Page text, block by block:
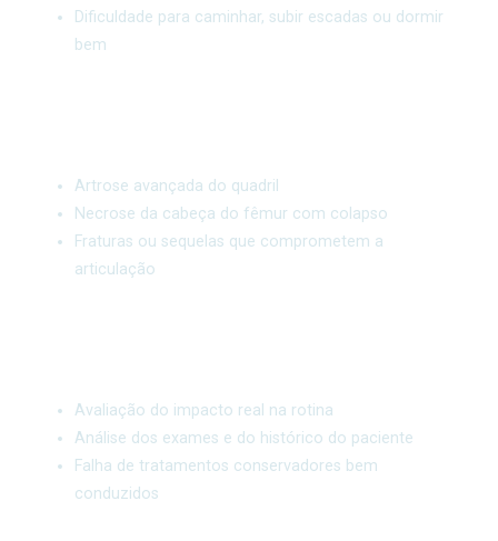
Dificuldade para caminhar, subir escadas ou dormir
bem
Artrose avançada do quadril
Necrose da cabeça do fêmur com colapso
Fraturas ou sequelas que comprometem a
articulação
Avaliação do impacto real na rotina
Análise dos exames e do histórico do paciente
Falha de tratamentos conservadores bem
conduzidos